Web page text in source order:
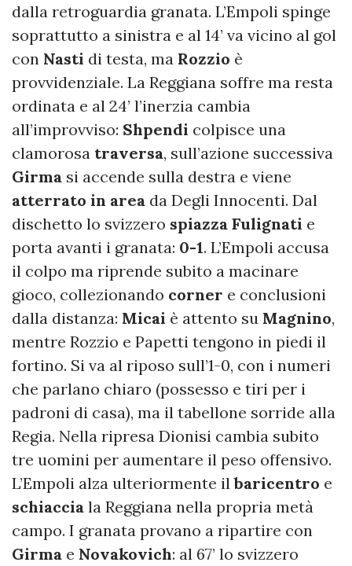
dalla retroguardia granata. L’Empoli spinge
soprattutto a sinistra e al 14’ va vicino al gol
con Nasti di testa, ma Rozzio è
provvidenziale. La Reggiana soffre ma resta
ordinata e al 24’ l’inerzia cambia
all’improvviso: Shpendi colpisce una
clamorosa traversa, sull’azione successiva
Girma si accende sulla destra e viene
atterrato in area da Degli Innocenti. Dal
dischetto lo svizzero spiazza Fulignati e
porta avanti i granata: 0-1. L’Empoli accusa
il colpo ma riprende subito a macinare
gioco, collezionando corner e conclusioni
dalla distanza: Micai è attento su Magnino,
mentre Rozzio e Papetti tengono in piedi il
fortino. Si va al riposo sull’1-0, con i numeri
che parlano chiaro (possesso e tiri per i
padroni di casa), ma il tabellone sorride alla
Regia. Nella ripresa Dionisi cambia subito
tre uomini per aumentare il peso offensivo.
L’Empoli alza ulteriormente ilbaricentro e
schiaccia la Reggiana nella propria metà
campo. I granata provano a ripartire con
Girma e Novakovich: al 67’ lo svizzero